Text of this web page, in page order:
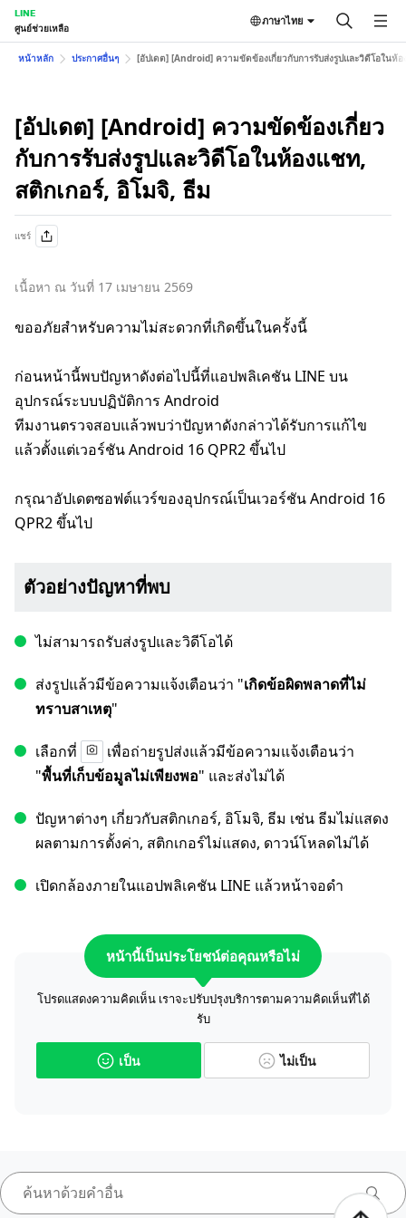
LINE
ศูนย์ช่วยเหลือ
ภาษาไทย
หน้าหลัก ประกาศอื่นๆ [อัปเดต] [Android] ความขัดข้องเกี่ยวกับการรับส่งรูปและวิดีโอในห้
[อัปเดต] [Android] ความขัดข้องเกี่ยว
กับการรับส่งรูปและวิดีโอในห้องแชท,
สติกเกอร์, อิโมจิ, ธีม
แชร์
เนื้อหา ณ วันที่ 17 เมษายน 2569
ขออภัยสำหรับความไม่สะดวกที่เกิดขึ้นในครั้งนี้
ก่อนหน้านี้พบปัญหาดังต่อไปนี้ที่แอปพลิเคชัน LINE บน
อุปกรณ์ระบบปฏิบัติการ Android
ทีมงานตรวจสอบแล้วพบว่าปัญหาดังกล่าวได้รับการแก้ไข
แล้วตั้งแต่เวอร์ชัน Android 16 QPR2 ขึ้นไป
กรุณาอัปเดตซอฟต์แวร์ของอุปกรณ์เป็นเวอร์ชัน Android 16
QPR2 ขึ้นไป
ตัวอย่างปัญหาที่พบ
ไม่สามารถรับส่งรูปและวิดีโอได้
ส่งรูปแล้วมีข้อความแจ้งเตือนว่า "เกิดข้อผิดพลาดที่ไม่
ทราบสาเหตุ"
เลือกที่
เพื่อถ่ายรูปส่งแล้วมีข้อความแจ้งเตือนว่า
"พื้นที่เก็บข้อมูลไม่เพียงพอ" และส่งไม่ได้
ปัญหาต่างๆ เกี่ยวกับสติกเกอร์, อิโมจิ, ธีม เช่น ธีมไม่แสดง
ผลตามการตั้งค่า, สติกเกอร์ไม่แสดง, ดาวน์โหลดไม่ได้
เปิดกล้องภายในแอปพลิเคชัน LINE แล้วหน้าจอดำ
หน้านี้เป็นประโยชน์ต่อคุณหรือไม่
โปรดแสดงความคิดเห็น เราจะปรับปรุงบริการตามความคิดเห็นที่ได้
รับ
เป็น ไม่เป็น